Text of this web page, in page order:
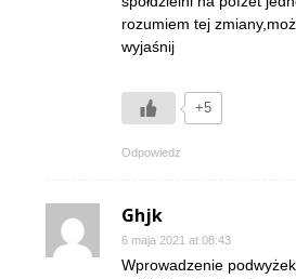
rozumiem tej
wyjaśnij
+5
Odpowiedz
Ghjk
6 maja 2021 at 08:43
Wprowadzenie